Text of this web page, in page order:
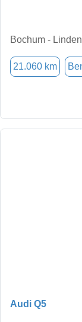
Bochum -
21.060 km
Audi Q5